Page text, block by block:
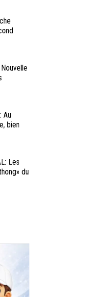
Au
bien
Les
du